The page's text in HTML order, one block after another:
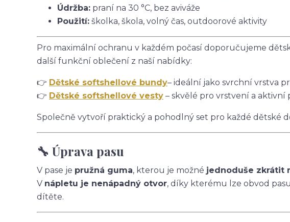
Údržba: praní na 30 °C, bez aviváže
Použití: školka, škola, volný čas, outdoorové aktivity
Pro maximální ochranu v každém počasí doporučujeme
další funkční oblečení z naší nabídky:
👉 Dětské softshellové bundy– ideální jako svrchní vrstva
👉 Dětské softshellové vesty – skvělé pro vrstvení a aktivní
Společně vytvoří praktický a pohodlný set pro každé dětské
🔧 Úprava pasu
V pase je pružná guma, kterou je možné jednoduše zkrátit
V nápletu je nenápadný otvor, díky kterému lze obvod
dítěte.